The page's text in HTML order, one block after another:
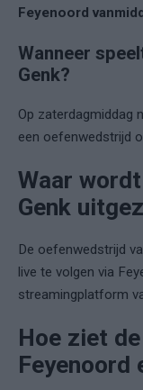
Feyenoord
Wanneer
Genk?
Op zaterdagmiddag
een oefenwedstrijd
Waar
Genk
De oefenwedstrijd
live te volgen via
streamingplatform
Hoe ziet
Feyenoord